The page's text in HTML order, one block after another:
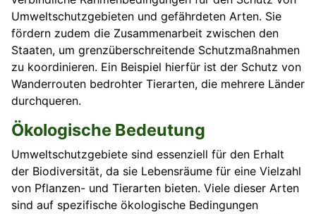
Umweltschutzgebieten und gefährdeten Arten. Sie
fördern zudem die Zusammenarbeit zwischen den
Staaten, um grenzüberschreitende Schutzmaßnahmen
zu koordinieren. Ein Beispiel hierfür ist der Schutz von
Wanderrouten bedrohter Tierarten, die mehrere Länder
durchqueren.
Ökologische Bedeutung
Umweltschutzgebiete sind essenziell für den Erhalt
der Biodiversität, da sie Lebensräume für eine Vielzahl
von Pflanzen- und Tierarten bieten. Viele dieser Arten
sind auf spezifische ökologische Bedingungen